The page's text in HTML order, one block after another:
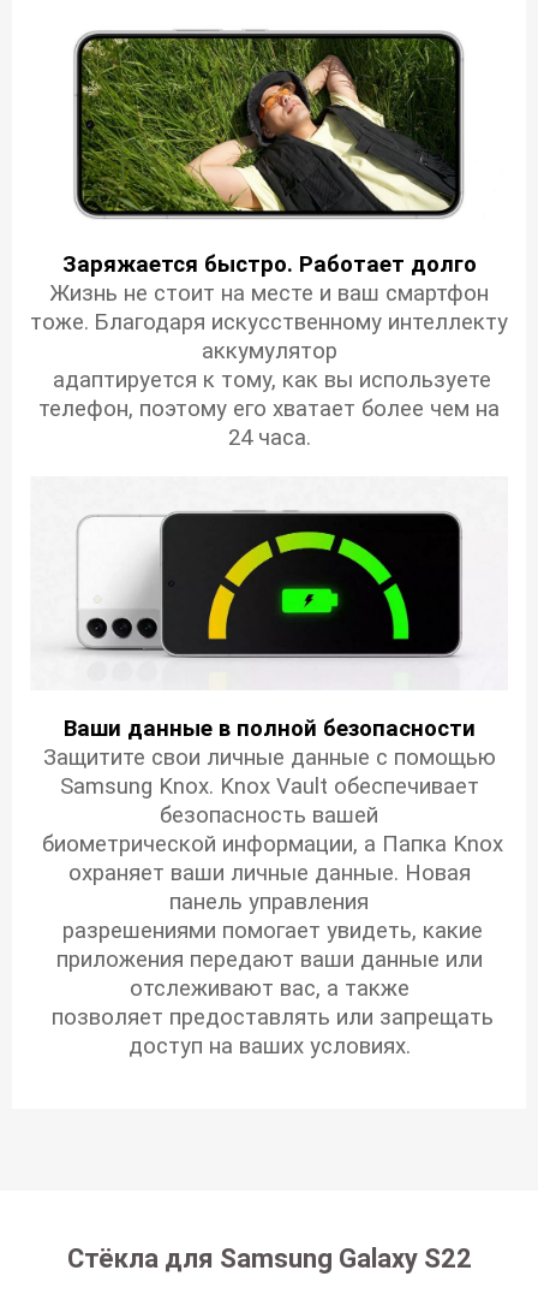
Заряжается быстро. Работает долго
Жизнь не стоит на месте и ваш смартфон
тоже. Благодаря искусственному интеллекту
аккумулятор
адаптируется к тому, как вы используете
телефон, поэтому его хватает более чем на
24 часа.
Ваши данные в полной безопасности
Защитите свои личные данные с помощью
Samsung Knox. Knox Vault обеспечивает
безопасность вашей
биометрической информации, а Папка Knox
охраняет ваши личные данные. Новая
панель управления
разрешениями помогает увидеть, какие
приложения передают ваши данные или
отслеживают вас, а также
позволяет предоставлять или запрещать
доступ на ваших условиях.
Стёкла для Samsung Galaxy S22